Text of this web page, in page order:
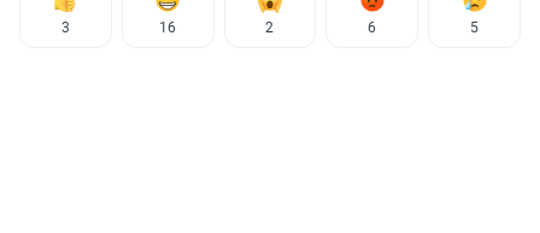
3 16 2 6 5